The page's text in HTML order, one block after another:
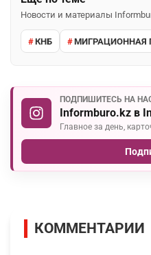
Новости и материалы
КНБ МИГРАЦИОННАЯ
ПОДПИШИТЕСЬ НА
Informburo.kz в
Главное за день,
КОММЕНТАРИИ